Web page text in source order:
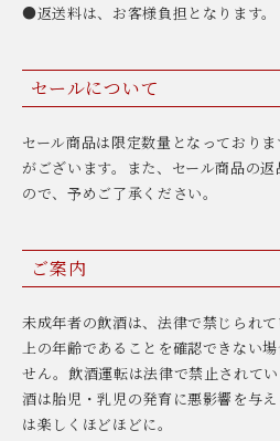
●返送料は、お客様負担となります。
セールについて
セール商品は限定数量となっており
がございます。また、セール商品の
ので、予めご了承ください。
ご案内
未成年者の飲酒は、法律で禁じられ
上の年齢であることを確認できない
せん。飲酒運転は法律で禁止されて
酒は胎児・乳児の発育に悪影響を与
は楽しくほどほどに。